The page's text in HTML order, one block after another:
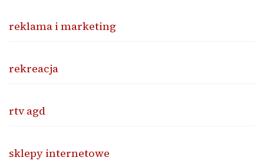
reklama i marketing
rekreacja
rtv agd
sklepy internetowe